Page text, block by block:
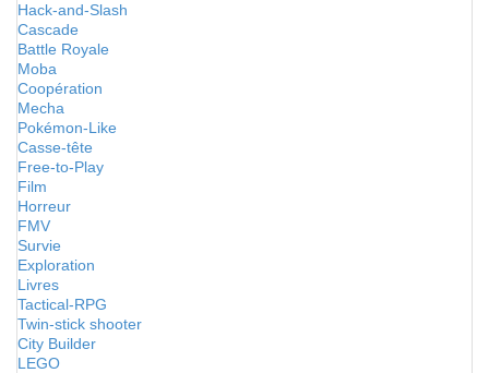
Hack-and-Slash
Cascade
Battle Royale
Moba
Coopération
Mecha
Pokémon-Like
Casse-tête
Free-to-Play
Film
Horreur
FMV
Survie
Exploration
Livres
Tactical-RPG
Twin-stick shooter
City Builder
LEGO